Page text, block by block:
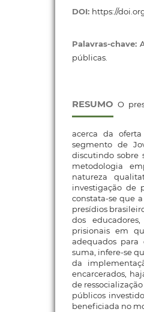
DOI: https://
Palavras-chave:
públicas.
RESUMO O
acerca da
segmento de
discutindo sobre
metodologia
natureza
investigação de
constata-se que
presídios
dos
prisionais em
adequados para
suma, infere-se
da
encarcerados,
de
públicos
beneficiada no